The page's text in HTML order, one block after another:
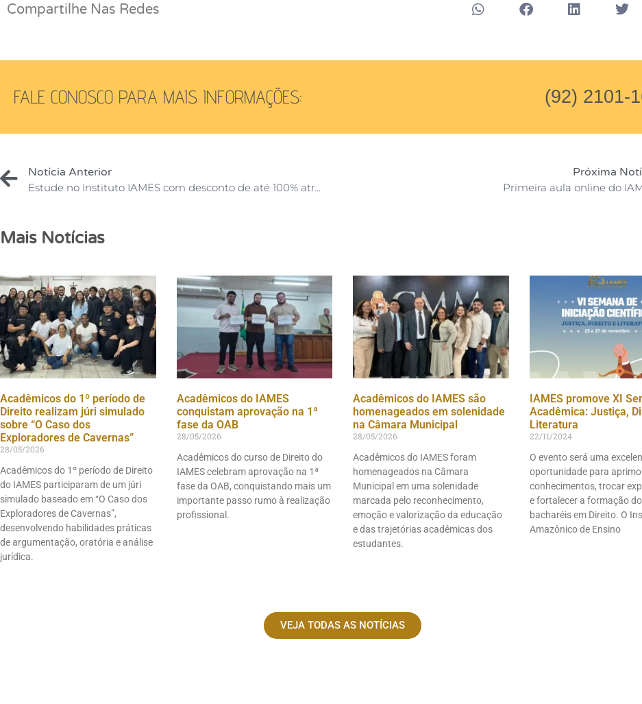
Compartilhe Nas Redes
FALE CONOSCO PARA MAIS INFORMAÇÕES: (92) 2101-
Notícia Anterior
Estude no Instituto IAMES com desconto de até 100% através do Bolsa Universidade
Próxima
Primeira aula online do
Mais Notícias
Acadêmicos do 1º período de
Direito realizam júri simulado
sobre “O Caso dos
Exploradores de Cavernas”
28/05/2026
Acadêmicos do 1º período de Direito
do IAMES participaram de um júri
simulado baseado em “O Caso dos
Exploradores de Cavernas”,
desenvolvendo habilidades práticas
de argumentação, oratória e análise
jurídica.
Acadêmicos do IAMES
conquistam aprovação na 1ª
fase da OAB
28/05/2026
Acadêmicos do curso de Direito do
IAMES celebram aprovação na 1ª
fase da OAB, conquistando mais um
importante passo rumo à realização
profissional.
Acadêmicos do IAMES são
homenageados em solenidade
na Câmara Municipal
28/05/2026
Acadêmicos do IAMES foram
homenageados na Câmara
Municipal em uma solenidade
marcada pelo reconhecimento,
emoção e valorização da educação
e das trajetórias acadêmicas dos
estudantes.
IAMES promove XI
Acadêmica: Justiça,
Literatura
22/11/2024
O evento será uma
oportunidade para
conhecimentos, trocar
e fortalecer a formação
bacharéis em Direito. O
Amazônico de Ensino
VEJA TODAS AS NOTÍCIAS